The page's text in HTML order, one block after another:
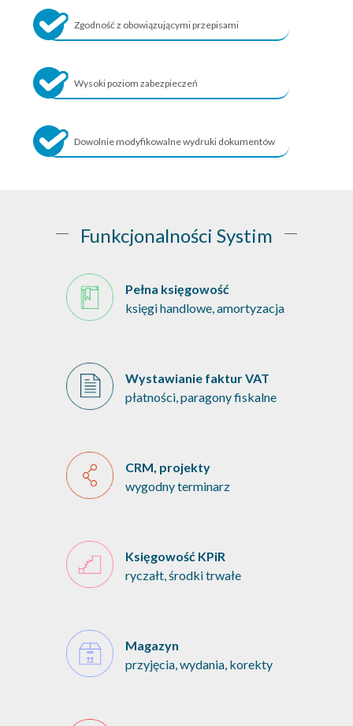
Zgodność z obowiązującymi przepisami
Wysoki poziom zabezpieczeń
Dowolnie modyfikowalne wydruki dokumentów
Funkcjonalności Systim
Pełna księgowość
księgi handlowe, amortyzacja
Wystawianie faktur VAT
płatności, paragony fiskalne
CRM, projekty
wygodny terminarz
Księgowość KPiR
ryczałt, środki trwałe
Magazyn
przyjęcia, wydania, korekty